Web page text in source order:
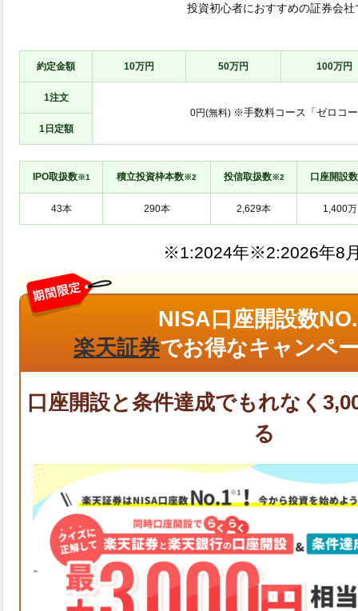
投資初心者におすすめの証券会社
約定金額 10万円 50万円 100万円
1注文
0円(無料) ※手数料コース「ゼロコ
1日定額
IPO取扱数※1 積立投資枠本数※2 投信取扱数※2 口座開設数
※1: ※2:
NISA口座開設数
楽天証券でお得なキャンペ